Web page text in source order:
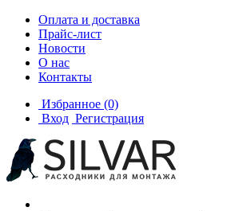
Оплата и доставка
Прайс-лист
Новости
О нас
Контакты
Избранное (0)
Вход Регистрация